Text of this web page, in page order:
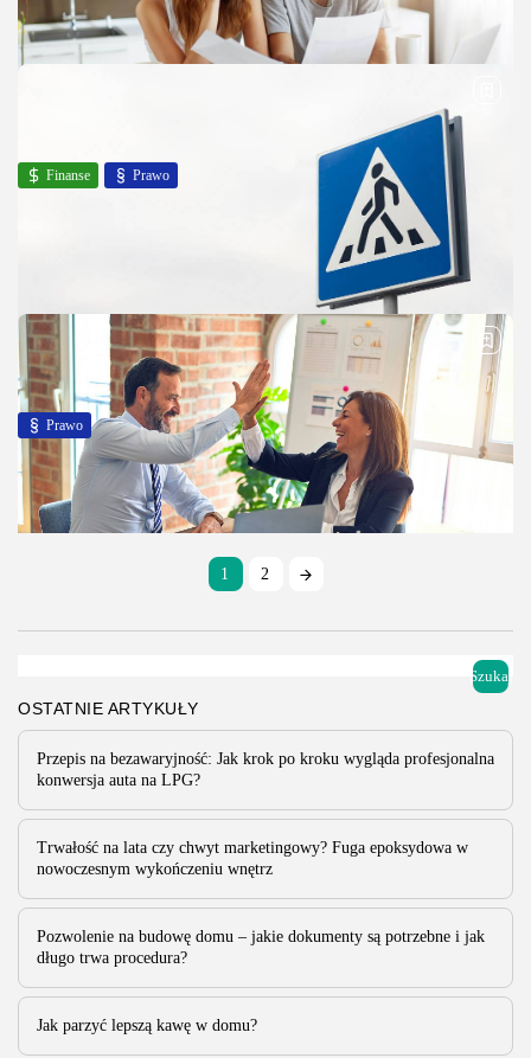
Odbiór lokalu z rąk dewelopera to radosny i zarazem stresujący moment.
Często, kupując mieszkanie deweloperskie, kupujemy przysłowiową
„dziurę w ziemi‘. Oddając do użytku mieszkanie, deweloper powinien
Finanse Prawo
Na co uważać w umowie kredytowej? Te błędy
Planujesz zaciągnąć kredyt na remont mieszkania, zakup samochodu czy
wczasy? Oszacowanie swoich możliwości finansowych i dokładne
zapoznanie się z treścią umowy kredytowej to zupełne podstawy. Jeżeli
chcesz mieć pewność, że...
PUBLIKACJA: REDAKCJA 23 LISTOPADA, 2024
Prawo
W jakich miejscach stosuje się znaki
informacyjne?
Znaki informacyjne to jedna z kilku kategorii znaków drogowych, które
są standardowo wykorzystywane na drogach publicznych. Szczegółowe
informacje na temat miejsc, w których stosuje się znaki informacyjne, są
To już pewne! Sprawdź, od kiedy będzie
obowiązywał system kaucyjny...
Już niedługo w Polsce zacznie obowiązywać system kaucyjny, który ma
na celu zredukowanie ilości odpadów i promowanie recyklingu opakowań
po napojach. Jest to istotny krok w kierunku ochrony środowiska i...
PUBLIKACJA: REDAKCJA 30 WRZEŚNIA, 2024
1 2
Szukaj
OSTATNIE ARTYKUŁY
Przepis na bezawaryjność: Jak krok po kroku wygląda profesjonalna
konwersja auta na LPG?
Trwałość na lata czy chwyt marketingowy? Fuga epoksydowa w
nowoczesnym wykończeniu wnętrz
Pozwolenie na budowę domu – jakie dokumenty są potrzebne i jak
długo trwa procedura?
Jak parzyć lepszą kawę w domu?